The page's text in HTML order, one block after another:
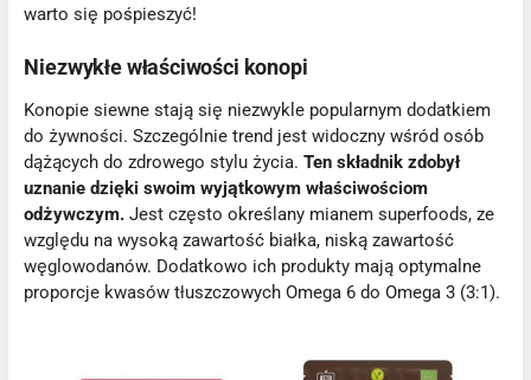
warto się pośpieszyć!
Niezwykłe właściwości konopi
Konopie siewne stają się niezwykle popularnym dodatkiem
do żywności. Szczególnie trend jest widoczny wśród osób
dążących do zdrowego stylu życia.Ten składnik zdobył
uznanie dzięki swoim wyjątkowym właściwościom
odżywczym. Jest często określany mianem superfoods, ze
względu na wysoką zawartość białka, niską zawartość
węglowodanów. Dodatkowo ich produkty mają optymalne
proporcje kwasów tłuszczowych Omega 6 do Omega 3 (3:1).